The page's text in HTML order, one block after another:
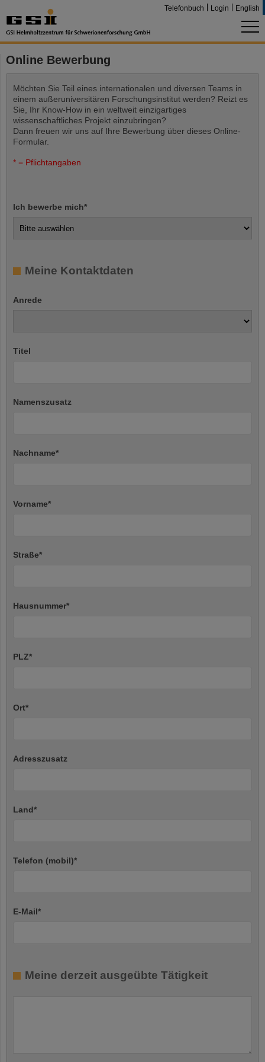
Telefonbuch Login English
Online Bewerbung
Möchten Sie Teil eines internationalen und diversen Teams in
einem außeruniversitären Forschungsinstitut werden? Reizt es
Sie, Ihr Know-How in ein weltweit einzigartiges
wissenschaftliches Projekt einzubringen?
Dann freuen wir uns auf Ihre Bewerbung über dieses Online-
Formular.
* = Pflichtangaben
Ich bewerbe mich*
Meine Kontaktdaten
Anrede
Titel
Namenszusatz
Nachname*
Vorname*
Straße*
Hausnummer*
PLZ*
Ort*
Adresszusatz
Land*
Telefon (mobil)*
E-Mail*
Meine derzeit ausgeübte Tätigkeit